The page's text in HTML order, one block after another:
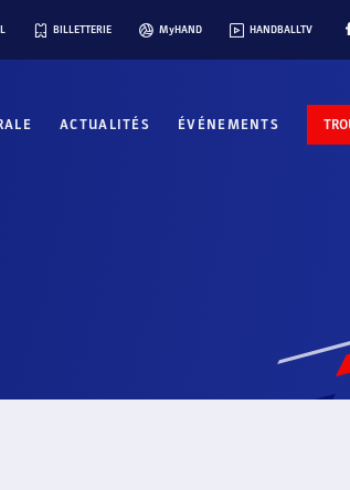
BILLETTERIE MyHAND HANDBALLTV
ACTUALITÉS ÉVÉNEMENTS